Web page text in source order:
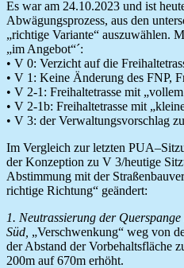
Es war am 24.10.2023 und ist
Abwägungsprozess, aus den
„richtige Variante“ auszuwählen.
„im Angebot“´:
• V 0: Verzicht auf die
• V 1: Keine Änderung des FNP,
• V 2-1: Freihaltetrasse mit
• V 2-1b: Freihaltetrasse mit
• V 3: der Verwaltungsvorschlag
Im Vergleich zur letzten
der Konzeption zu V 3/heutige
Abstimmung mit der
richtige Richtung“ geändert:
1. Neutrassierung der
Süd, „Verschwenkung“ weg von
der Abstand der Vorbehaltsfläche
200m auf 670m erhöht.